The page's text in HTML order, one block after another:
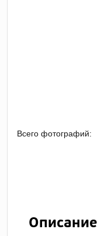
Всего фотографий:
Описание